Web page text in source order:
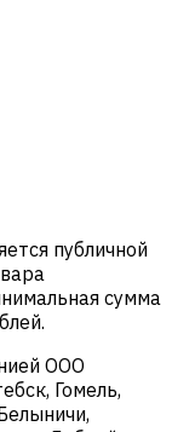
публичной
сумма
ООО
Гомель,